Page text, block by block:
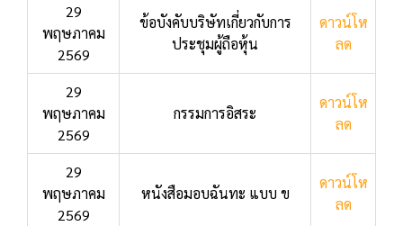
29
พฤษภาคม
2569
ข้อบังคับบริษัทเกี่ยวกับการ
ประชุมผู้ถือหุ้น
ดาวน์โห
ลด
29
พฤษภาคม
2569
กรรมการอิสระ
ดาวน์โห
ลด
29
พฤษภาคม
2569
หนังสือมอบฉันทะ แบบ ข
ดาวน์โห
ลด